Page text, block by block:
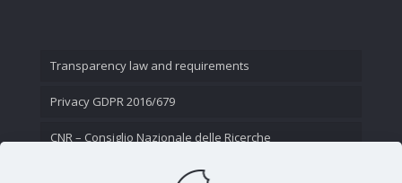
Transparency law and requirements
Privacy GDPR 2016/679
CNR – Consiglio Nazionale delle Ricerche